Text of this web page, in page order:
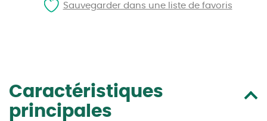
Caractéristiques
principales
Sauvegarder dans une liste de favoris